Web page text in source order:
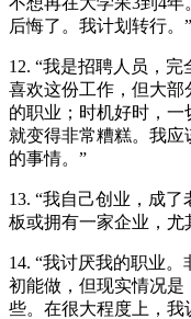
后悔了。我计划转行。”
12. “我是招聘人员，
喜欢这份工作，但大
的职业；时机好时，
就变得非常糟糕。我
的事情。”
13. “我自己创业，成
板或拥有一家企业，尤
14. “我讨厌我的职业
初能做，但现实情况是
些。在很大程度上，